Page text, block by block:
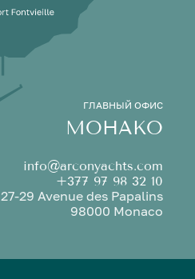
ГЛАВНЫЙ ОФИС
МОНАКО
info@arconyachts.com
+377 97 98 32 10
27-29 Avenue des Papalins
98000 Monaco